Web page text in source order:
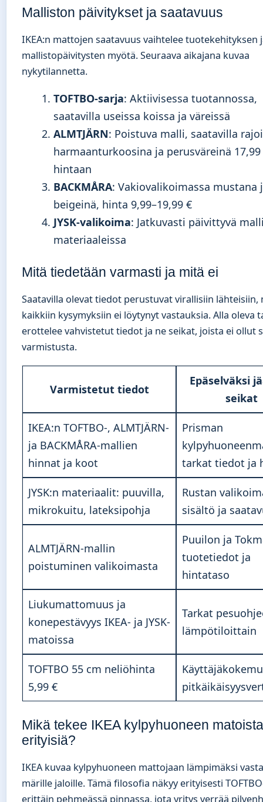
Malliston päivitykset ja saatavuus
IKEA:n mattojen saatavuus vaihtelee tuotekehityksen
mallistopäivitysten myötä. Seuraava aikajana kuvaa
nykytilannetta.
TOFTBO-sarja: Aktiivisessa tuotannossa,
saatavilla useissa koissa ja väreissä
ALMTJÄRN: Poistuva malli, saatavilla
harmaanturkoosina ja perusväreinä
hintaan
BACKMÅRA: Vakiovalikoimassa mustana
beigeinä, hinta 9,99–19,99 €
JYSK-valikoima: Jatkuvasti päivittyvä
materiaaleissa
Mitä tiedetään varmasti ja mitä ei
Saatavilla olevat tiedot perustuvat virallisiin lähteisiin,
kaikkiin kysymyksiin ei löytynyt vastauksia. Alla oleva
erottelee vahvistetut tiedot ja ne seikat, joista ei ollut
varmistusta.
Varmistetut tiedot
Epäselväksi
seikat
IKEA:n TOFTBO-, ALMTJÄRN-
ja BACKMÅRA-mallien
hinnat ja koot
Prisman
tarkat tiedot ja
JYSK:n materiaalit: puuvilla,
mikrokuitu, lateksipohja
Rustan
sisältö ja
ALMTJÄRN-mallin
poistuminen valikoimasta
Puuilon ja
tuotetiedot ja
hintataso
Liukumattomuus ja
konepestävyys IKEA- ja JYSK-
matoissa
Tarkat
lämpötiloittain
TOFTBO 55 cm neliöhinta
5,99 €
Mikä tekee IKEA kylpyhuoneen matoista
erityisiä?
IKEA kuvaa kylpyhuoneen mattojaan lämpimäksi
märille jaloille. Tämä filosofia näkyy erityisesti
erittäin pehmeässä pinnassa, jota yritys verrää